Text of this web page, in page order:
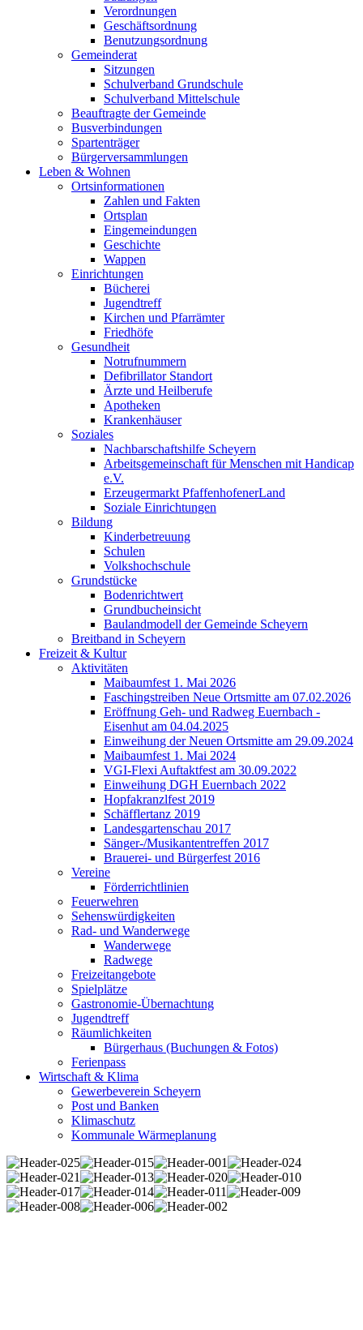
Verordnungen
Geschäftsordnung
Benutzungsordnung
Gemeinderat
Sitzungen
Schulverband Grundschule
Schulverband Mittelschule
Beauftragte der Gemeinde
Busverbindungen
Spartenträger
Bürgerversammlungen
Leben & Wohnen
Ortsinformationen
Zahlen und Fakten
Ortsplan
Eingemeindungen
Geschichte
Wappen
Einrichtungen
Bücherei
Jugendtreff
Kirchen und Pfarrämter
Friedhöfe
Gesundheit
Notrufnummern
Defibrillator Standort
Ärzte und Heilberufe
Apotheken
Krankenhäuser
Soziales
Nachbarschaftshilfe Scheyern
Arbeitsgemeinschaft für Menschen mit Handicap
e.V.
Erzeugermarkt PfaffenhofenerLand
Soziale Einrichtungen
Bildung
Kinderbetreuung
Schulen
Volkshochschule
Grundstücke
Bodenrichtwert
Grundbucheinsicht
Baulandmodell der Gemeinde Scheyern
Breitband in Scheyern
Freizeit & Kultur
Aktivitäten
Maibaumfest 1. Mai 2026
Faschingstreiben Neue Ortsmitte am 07.02.2026
Eröffnung Geh- und Radweg Euernbach -
Eisenhut am 04.04.2025
Einweihung der Neuen Ortsmitte am 29.09.2024
Maibaumfest 1. Mai 2024
VGI-Flexi Auftaktfest am 30.09.2022
Einweihung DGH Euernbach 2022
Hopfakranzlfest 2019
Schäfflertanz 2019
Landesgartenschau 2017
Sänger-/Musikantentreffen 2017
Brauerei- und Bürgerfest 2016
Vereine
Förderrichtlinien
Feuerwehren
Sehenswürdigkeiten
Rad- und Wanderwege
Wanderwege
Radwege
Freizeitangebote
Spielplätze
Gastronomie-Übernachtung
Jugendtreff
Räumlichkeiten
Bürgerhaus (Buchungen & Fotos)
Ferienpass
Wirtschaft & Klima
Gewerbeverein Scheyern
Post und Banken
Klimaschutz
Kommunale Wärmeplanung